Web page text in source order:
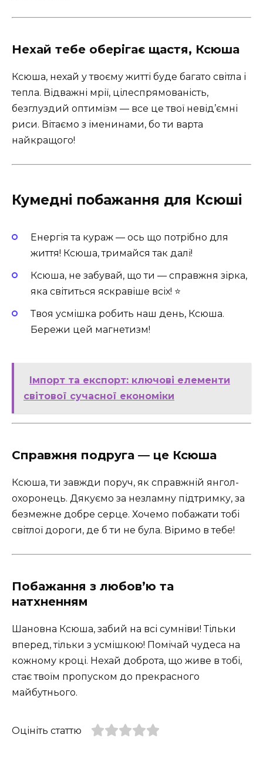
Нехай тебе оберігає щастя, Ксюша
Ксюша, нехай у твоєму житті буде багато світла і
тепла. Відважні мрії, цілеспрямованість,
безглуздий оптимізм — все це твої невід’ємні
риси. Вітаємо з іменинами, бо ти варта
найкращого!
Кумедні побажання для Ксюші
Енергія та кураж — ось що потрібно для
життя! Ксюша, тримайся так далі!
Ксюша, не забувай, що ти — справжня зірка,
яка світиться яскравіше всіх! ⭐
Твоя усмішка робить наш день, Ксюша.
Бережи цей магнетизм!
Імпорт та експорт: ключові елементи
світової сучасної економіки
Справжня подруга — це Ксюша
Ксюша, ти завжди поруч, як справжній янгол-
охоронець. Дякуємо за незламну підтримку, за
безмежне добре серце. Хочемо побажати тобі
світлої дороги, де б ти не була. Віримо в тебе!
Побажання з любов’ю та
натхненням
Шановна Ксюша, забий на всі сумніви! Тільки
вперед, тільки з усмішкою! Помічай чудеса на
кожному кроці. Нехай доброта, що живе в тобі,
стає твоїм пропуском до прекрасного
майбутнього.
Оцініть статтю